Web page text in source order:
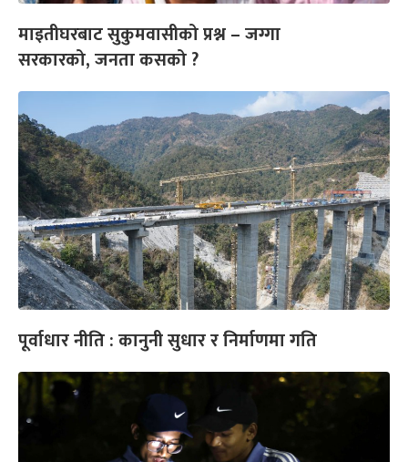
माइतीघरबाट सुकुमवासीको प्रश्न – जग्गा
सरकारको, जनता कसको ?
पूर्वाधार नीति : कानुनी सुधार र निर्माणमा गति